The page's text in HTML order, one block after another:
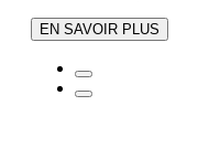
EN SAVOIR PLUS